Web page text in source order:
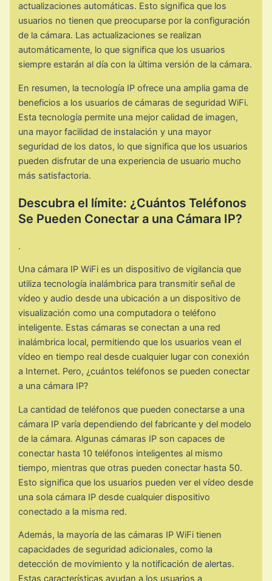
actualizaciones automáticas. Esto significa que los
usuarios no tienen que preocuparse por la configuración
de la cámara. Las actualizaciones se realizan
automáticamente, lo que significa que los usuarios
siempre estarán al día con la última versión de la cámara.
En resumen, la tecnología IP ofrece una amplia gama de
beneficios a los usuarios de cámaras de seguridad WiFi.
Esta tecnología permite una mejor calidad de imagen,
una mayor facilidad de instalación y una mayor
seguridad de los datos, lo que significa que los usuarios
pueden disfrutar de una experiencia de usuario mucho
más satisfactoria.
Descubra el límite: ¿Cuántos Teléfonos
Se Pueden Conectar a una Cámara IP?
.
Una cámara IP WiFi es un dispositivo de vigilancia que
utiliza tecnología inalámbrica para transmitir señal de
vídeo y audio desde una ubicación a un dispositivo de
visualización como una computadora o teléfono
inteligente. Estas cámaras se conectan a una red
inalámbrica local, permitiendo que los usuarios vean el
vídeo en tiempo real desde cualquier lugar con conexión
a Internet. Pero, ¿cuántos teléfonos se pueden conectar
a una cámara IP?
La cantidad de teléfonos que pueden conectarse a una
cámara IP varía dependiendo del fabricante y del modelo
de la cámara. Algunas cámaras IP son capaces de
conectar hasta 10 teléfonos inteligentes al mismo
tiempo, mientras que otras pueden conectar hasta 50.
Esto significa que los usuarios pueden ver el vídeo desde
una sola cámara IP desde cualquier dispositivo
conectado a la misma red.
Además, la mayoría de las cámaras IP WiFi tienen
capacidades de seguridad adicionales, como la
detección de movimiento y la notificación de alertas.